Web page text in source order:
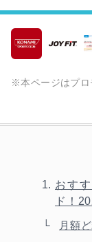
※本ページはプロ
おす
ド！
月額